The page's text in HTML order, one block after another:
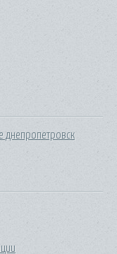
днепропетровск